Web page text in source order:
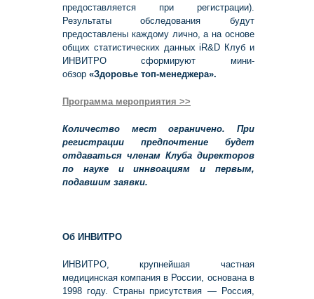
предоставляется при регистрации).
Результаты обследования будут
предоставлены каждому лично, а на основе
общих статистических данных iR&D Клуб и
ИНВИТРО сформируют мини-
обзор «Здоровье топ-менеджера».
Программа мероприятия >>
Количество мест ограничено. При
регистрации предпочтение будет
отдаваться членам Клуба директоров
по науке и иннвоациям и первым,
подавшим заявки.
Об ИНВИТРО
ИНВИТРО, крупнейшая частная
медицинская компания в России, основана в
1998 году. Страны присутствия — Россия,